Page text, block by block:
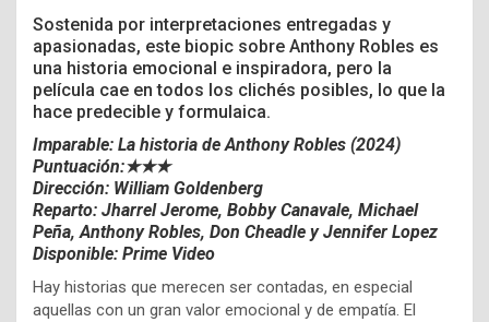
Sostenida por interpretaciones entregadas y
apasionadas, este biopic sobre Anthony Robles es
una historia emocional e inspiradora, pero la
película cae en todos los clichés posibles, lo que la
hace predecible y formulaica.
Imparable: La historia de Anthony Robles (2024)
Puntuación:★★★
Dirección: William Goldenberg
Reparto: Jharrel Jerome, Bobby Canavale, Michael
Peña, Anthony Robles, Don Cheadle y Jennifer Lopez
Disponible: Prime Video
Hay historias que merecen ser contadas, en especial
aquellas con un gran valor emocional y de empatía. El